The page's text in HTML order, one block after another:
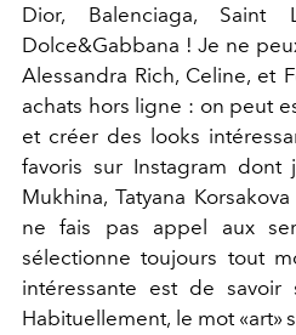
Dior, Balenciaga,
Dolce&Gabbana ! Je ne
Alessandra Rich, Celine, et
achats hors ligne : on peut
et créer des looks
favoris sur Instagram dont
Mukhina, Tatyana
ne fais pas appel aux
sélectionne toujours tout
intéressante est de
Habituellement, le mot